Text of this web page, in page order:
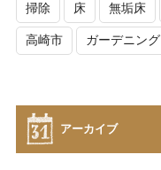
掃除 床 無垢床
高崎市 ガーデニング
アーカイブ